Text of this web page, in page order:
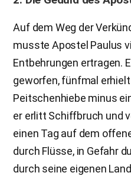
Auf dem Weg der
musste Apostel Paulus
Entbehrungen ertragen.
geworfen, fünfmal erhielt
Peitschenhiebe minus
er erlitt Schiffbruch und
einen Tag auf dem
durch Flüsse, in Gefahr
durch seine eigenen